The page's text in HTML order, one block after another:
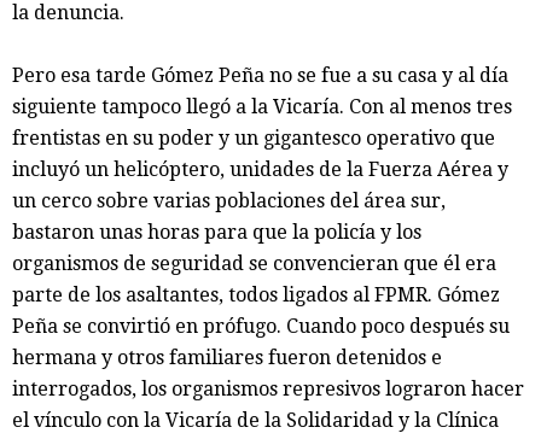
la denuncia.
Pero esa tarde Gómez Peña no se fue a su casa y al día
siguiente tampoco llegó a la Vicaría. Con al menos tres
frentistas en su poder y un gigantesco operativo que
incluyó un helicóptero, unidades de la Fuerza Aérea y
un cerco sobre varias poblaciones del área sur,
bastaron unas horas para que la policía y los
organismos de seguridad se convencieran que él era
parte de los asaltantes, todos ligados al FPMR. Gómez
Peña se convirtió en prófugo. Cuando poco después su
hermana y otros familiares fueron detenidos e
interrogados, los organismos represivos lograron hacer
el vínculo con la Vicaría de la Solidaridad y la Clínica